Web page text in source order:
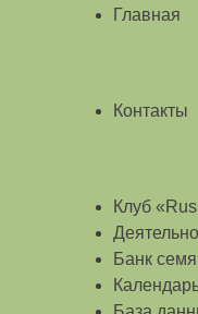
Главная
Контакты
Клуб
Банк